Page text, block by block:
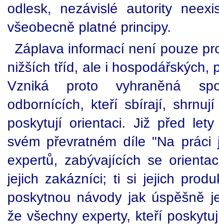
odlesk, nezávislé autority
všeobecně platné principy.
Záplava informací není pouze
nižších tříd, ale i hospodářských,
Vzniká proto vyhraněná
odbornících, kteří sbírají,
poskytují orientaci. Již před
svém převratném díle "Na
expertů, zabývajících se
jejich zakázníci; ti si jejich
poskytnou návody jak úspěšně
že všechny experty, kteří